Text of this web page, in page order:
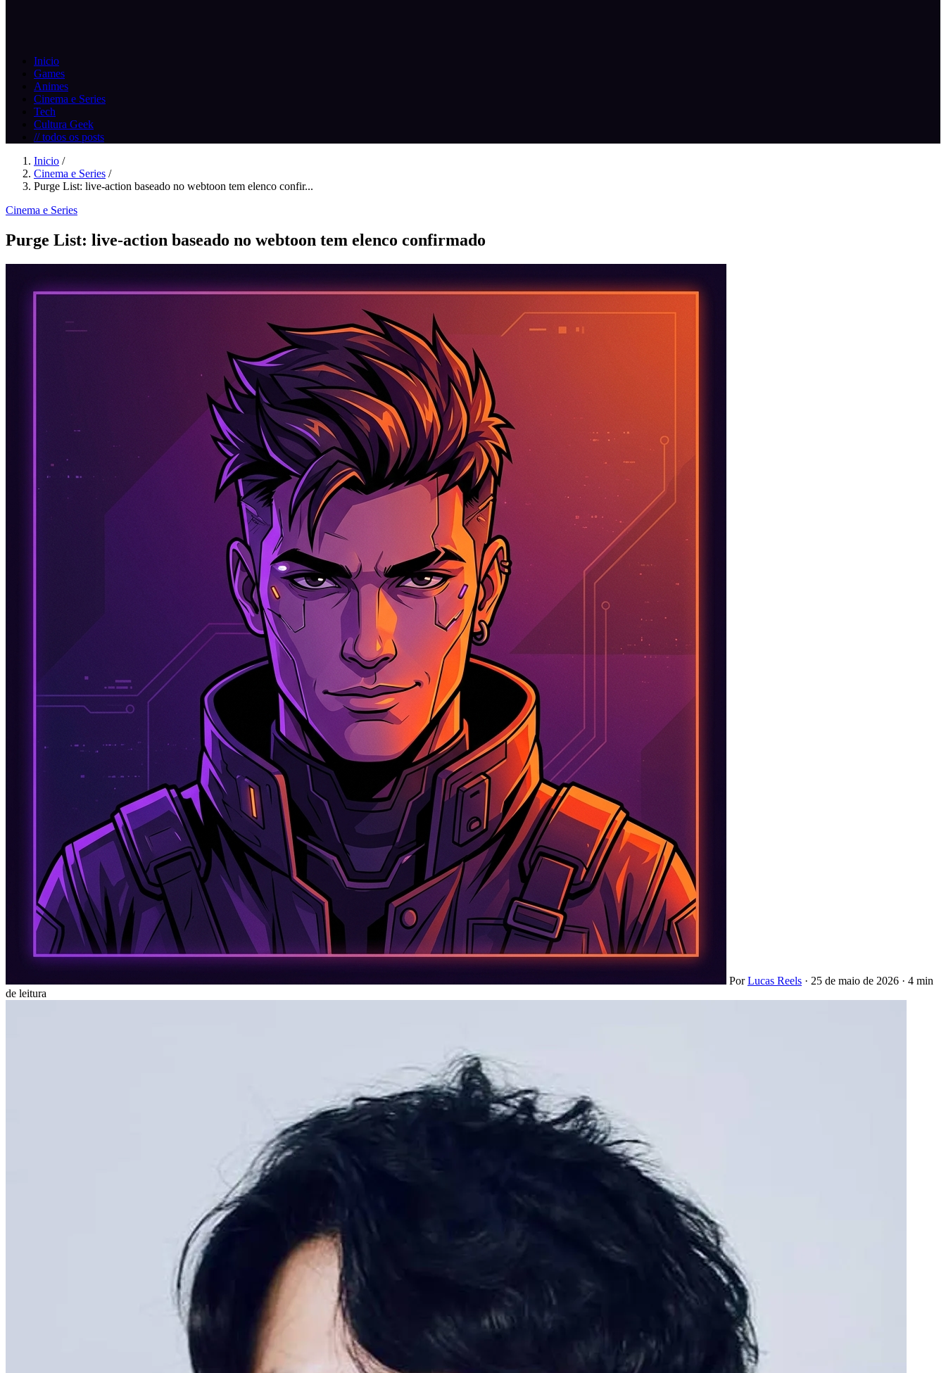
Inicio
Games
Animes
Cinema e Series
Tech
Cultura Geek
// todos os posts
Inicio /
Cinema e Series /
Purge List: live-action baseado no webtoon tem elenco confir...
Cinema e Series
Purge List: live-action baseado no webtoon tem elenco confirmado
PorLucas Reels · 25 de maio de 2026 · 4 min
de leitura